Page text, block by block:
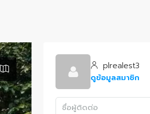
plrealest3
ดูข้อมูลสมาชิก